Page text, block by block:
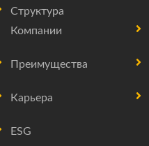
Структура
Компании
Преимущества
Карьера
ESG